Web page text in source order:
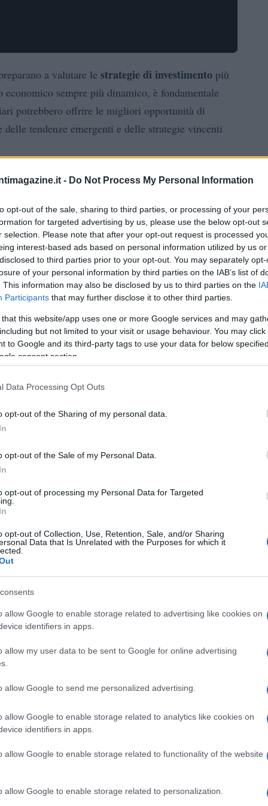
- Do Not Process My Personal Information
opt-out of the sale, sharing to third parties, or processing of your
for targeted advertising by us, please use the below opt-out
selection. Please note that after your opt-out request is processed
interest-based ads based on personal information utilized by us
to third parties prior to your opt-out. You may separately
of your personal information by third parties on the IAB’s list of
This information may also be disclosed by us to third parties on the
Participants that may further disclose it to other third parties.
that this website/app uses one or more Google services and may
but not limited to your visit or usage behaviour. You may
to Google and its third-party tags to use your data for below
consent section.
Data Processing Opt Outs
opt-out of the Sharing of my personal data.
opt-out of the Sale of my Personal Data.
opt-out of processing my Personal Data for Targeted
opt-out of Collection, Use, Retention, Sale, and/or Sharing
Data that Is Unrelated with the Purposes for which it
allow Google to enable storage related to advertising like cookies on
identifiers in apps.
allow my user data to be sent to Google for online advertising
allow Google to send me personalized advertising.
allow Google to enable storage related to analytics like cookies on
identifiers in apps.
allow Google to enable storage related to functionality of the website
allow Google to enable storage related to personalization.
a valutare le strategie di investimento più
sempre più dinamico, è fondamentale
potrebbero offrire le migliori opportunità di
tendenze emergenti e delle strategie vincenti
cambiamento nel panorama finanziario globale.
digitalizzazionedei servizi finanziari. La
e le aziende che non si sono adattate
e le piattaforme di trading online stanno
l’accesso ai mercati più facile e conveniente.
è rappresentata dagliinvestimenti sostenibilio
Un numero crescente di investitori ricerca
sociali e ambientali. I fondi ESG non solo offrono
che desiderano contribuire a un futuro più
si conferma come un pilastro fondamentale.
e la biotecnologia si pongono come aree con
ambiti possiedono un potenziale di crescita
domanda per soluzioni innovative.